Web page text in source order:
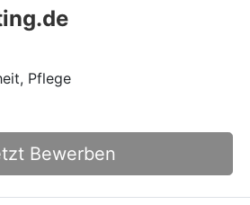
Pflege
Bewerben